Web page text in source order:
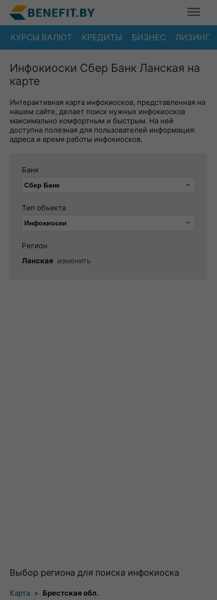
КУРСЫ ВАЛЮТ КРЕДИТЫ БИЗНЕС ЛИЗИНГ
Инфокиоски Сбер Банк Ланская на
карте
Интерактивная карта инфокиосков, представленная на
нашем сайте, делает поиск нужных инфокиосков
максимально комфортным и быстрым. На ней
доступна полезная для пользователей информация:
адреса и время работы инфокиосков.
Банк
Тип объекта
Регион
Ланская изменить
Выбор региона для поиска инфокиоска
Карта > Брестская обл.